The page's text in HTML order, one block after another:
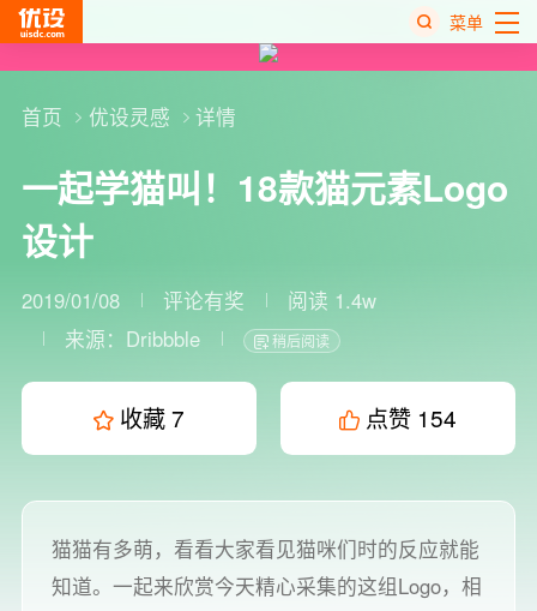
菜单
首页 优设灵感 详情
一起学猫叫！18款猫元素Logo
设计
2019/01/08 评论有奖
阅读 1.4w
来源： Dribbble 稍后阅读
收藏7 点赞 154
猫猫有多萌，看看大家看见猫咪们时的反应就能
知道。一起来欣赏今天精心采集的这组Logo，相